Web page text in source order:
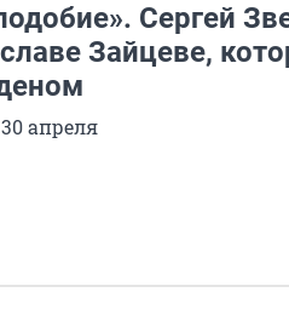
Сергей
Зайцеве,
апреля